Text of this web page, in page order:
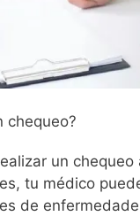
chequeo?
un
tu médico
de